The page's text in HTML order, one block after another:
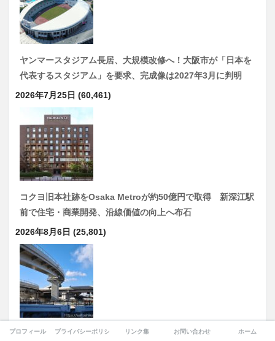
ヤンマースタジアム長居、大規模改修へ！大阪市が「日本を
代表するスタジアム」を要求、完成像は2027年3月に判明
2026年7月25日 (60,461)
コクヨ旧本社跡をOsaka Metroが約50億円で取得 新深江駅
前で住宅・商業開発、沿線価値の向上へ布石
2026年8月6日 (25,801)
京奈和自動車道と大和高田バイパス、接続ランプ1本で3.2km
プロフィール プライバシーポリシー リンク集 お問い合わせ ホーム